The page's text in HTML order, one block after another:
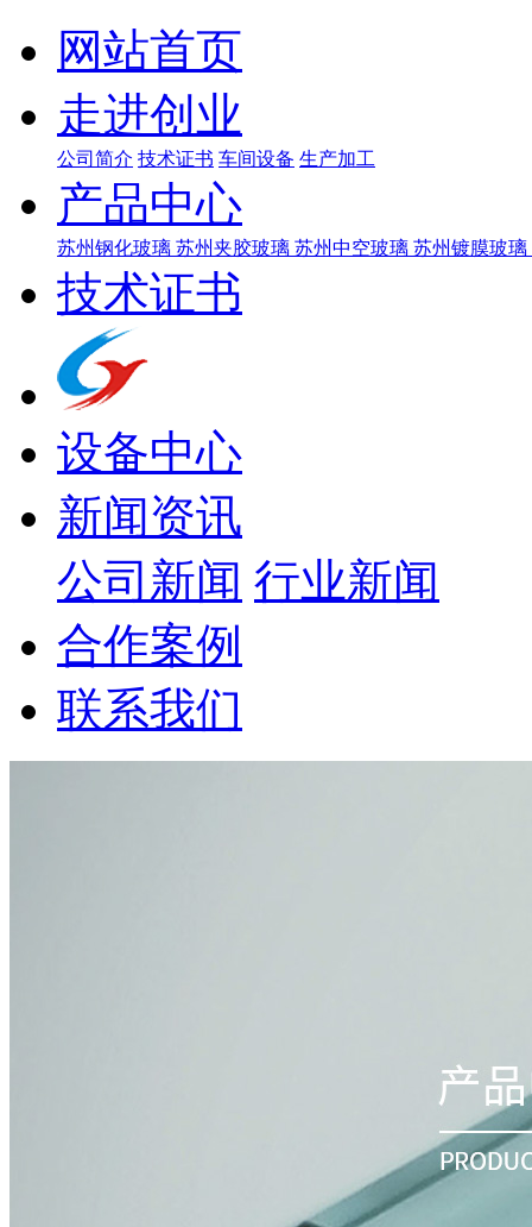
网站首页
走进创业
公司简介 技术证书 车间设备 生产加工
产品中心
苏州钢化玻璃 苏州夹胶玻璃 苏州中空玻璃 苏州镀膜玻璃
技术证书
设备中心
新闻资讯
公司新闻 行业新闻
合作案例
联系我们